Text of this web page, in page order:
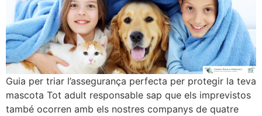
Guia per triar l’assegurança perfecta per protegir la teva
mascota Tot adult responsable sap que els imprevistos
també ocorren amb els nostres companys de quatre